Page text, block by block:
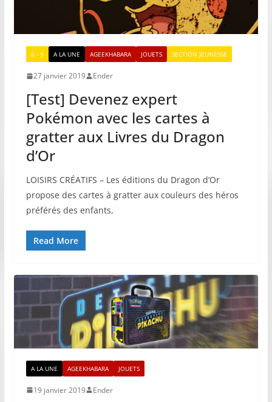
6 - 9 A LA UNE AGEEKHABARA JOUETS SECTION JEUNESSE
27 janvier 2019 Ender
[Test] Devenez expert
Pokémon avec les cartes à
gratter aux Livres du Dragon
d’Or
LOISIRS CRÉATIFS – Les éditions du Dragon d’Or
propose des cartes à gratter aux couleurs des héros
préférés des enfants,
Read More
A LA UNE AGEEKHABARA JOUETS
19 janvier 2019 Ender